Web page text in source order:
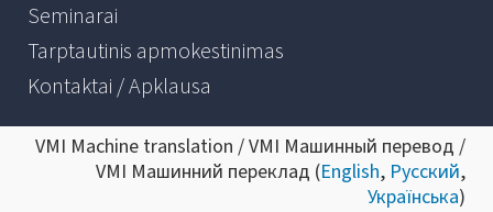
Seminarai
Tarptautinis apmokestinimas
Kontaktai / Apklausa
VMI Machine translation / VMI Машинный перевод /
VMI Машинний переклад (English, Русский,
Українська)